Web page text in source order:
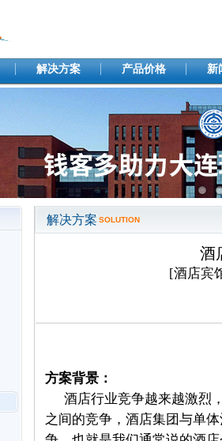
解决方案 产品价格 新
解决方案 SOLUTION
酒
[酒店宾
方案背景：
酒店行业竞争越来越激烈
之间的竞争，酒店集团与单